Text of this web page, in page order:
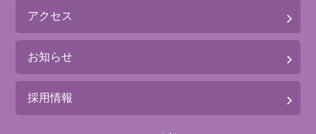
アクセス
お知らせ
採用情報